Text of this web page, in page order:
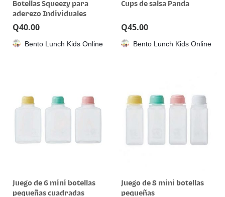
Botellas Squeezy para
aderezo Individuales
Q40.00
Bento Lunch Kids Online
Cups de salsa Panda
Q45.00
Bento Lunch Kids Online
Juego de 6 mini botellas
pequeñas cuadradas
Juego de 8 mini botellas
pequeñas